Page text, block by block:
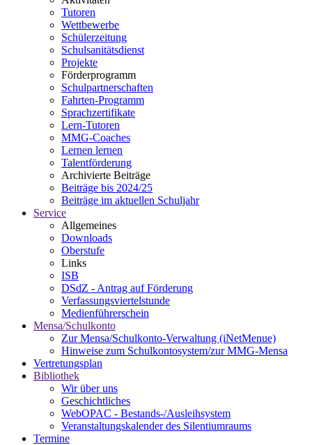
Tutoren
Wettbewerbe
Schülerzeitung
Schulsanitätsdienst
Projekte
Förderprogramm
Schulpartnerschaften
Fahrten-Programm
Sprachzertifikate
Lern-Tutoren
MMG-Coaches
Lernen lernen
Talentförderung
Archivierte Beiträge
Beiträge bis 2024/25
Beiträge im aktuellen Schuljahr
Service
Allgemeines
Downloads
Oberstufe
Links
ISB
DSdZ - Antrag auf Förderung
Verfassungsviertelstunde
Medienführerschein
Mensa/Schulkonto
Zur Mensa/Schulkonto-Verwaltung (iNetMenue)
Hinweise zum Schulkontosystem/zur MMG-Mensa
Vertretungsplan
Bibliothek
Wir über uns
Geschichtliches
WebOPAC - Bestands-/Ausleihsystem
Veranstaltungskalender des Silentiumraums
Termine